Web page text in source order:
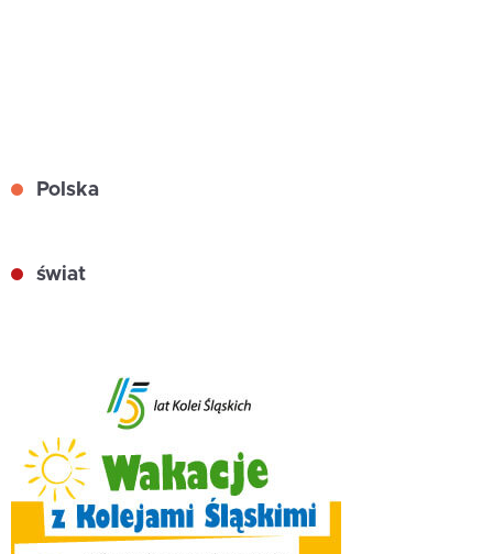
Polska
świat